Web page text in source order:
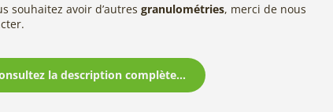
souhaitez avoir d’autres granulométries, merci de nous
la description complète...